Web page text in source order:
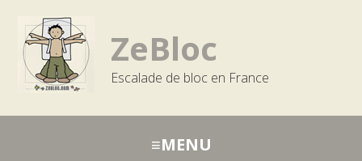
navigation
contenu
barre
ZeBloc
Escalade de bloc en France